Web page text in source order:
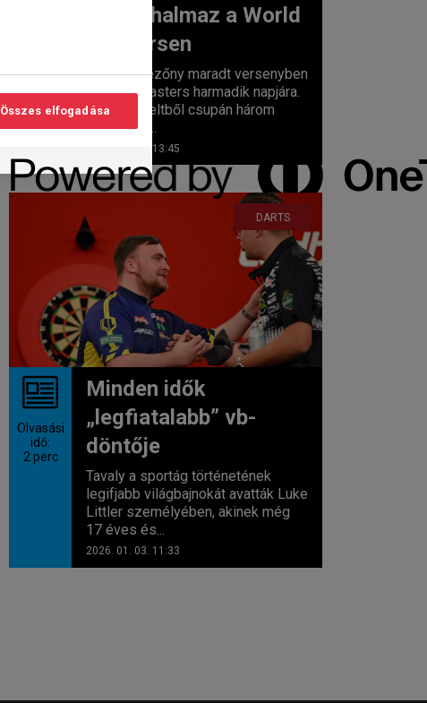
meccshalmaz a World
Mastersen
Szuper mezőny maradt versenyben
a World Masters harmadik napjára.
A 16 kiemeltből csupán három
búcsúzott...
2026. 01. 31. 13:45
DARTS
Olvasási
idő:
2 perc
Minden idők
„legfiatalabb” vb-
döntője
Tavaly a sportág történetének
legifjabb világbajnokát avatták Luke
Littler személyében, akinek még
17 éves és...
2026. 01. 03. 11:33
Összes elfogadása